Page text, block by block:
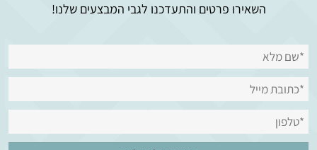
השאירו פרטים והתעדכנו לגבי המבצעים שלנו!